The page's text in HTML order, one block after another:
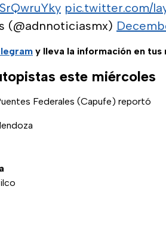
pic.twitter.com/
(@adnnoticiasmx)
y lleva la información en tus
este miércoles
Federales (Capufe) reportó